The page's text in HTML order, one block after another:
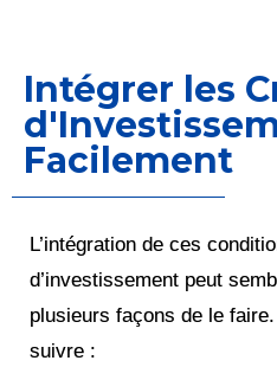
Intégrer les
Facilement
L’intégration de ces
d’investissement peut
plusieurs façons de le
suivre :